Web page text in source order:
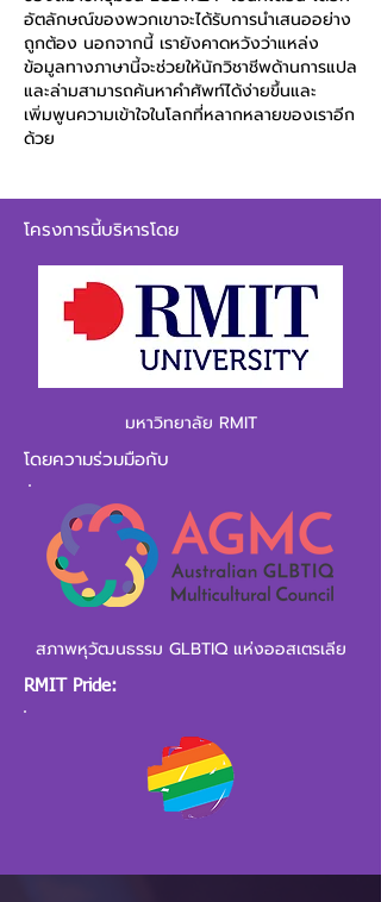
อัตลักษณ์​ของ​พวกเขา​จะ​ได้รับ​การ​นำเสนอ​อย่าง​
ถูกต้อง​ นอกจากนี้​ เรา​ยัง​คาดหวัง​ว่า​แหล่ง
ข้อมูล​ทาง​ภาษา​นี้​จะ​ช่วย​ให้​นัก​วิชาชีพ​ด้าน​การ​แปล​
และ​ล่าม​สามารถ​ค้นหา​คำศัพท์​ได้​ง่าย​ขึ้น​และ​
เพิ่มพูน​ความเข้าใจ​ใน​โลก​ที่​หลากหลาย​ของ​เรา​อีก​
ด้วย
โครงการนี้บริหารโดย
มหาวิทยาลัย RMIT
โดยความร่วมมือกับ
สภาพ​หุ​วัฒนธรรม​ GLBTIQ​ แห่ง​ออสเตรเลีย
RMIT Pride: